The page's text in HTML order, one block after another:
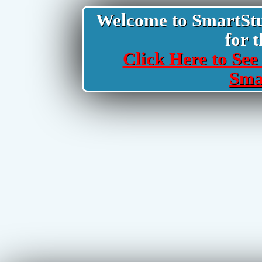
Welcome to
for
Click Here to